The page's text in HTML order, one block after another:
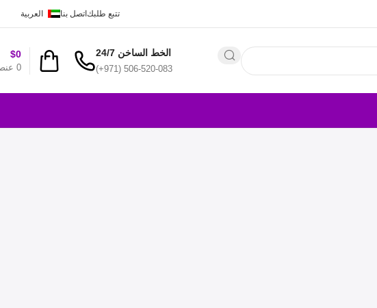
تتبع طلبك اتصل بنا العربية
الخط الساخن 24/7
(+971) 506-520-083
0
$0